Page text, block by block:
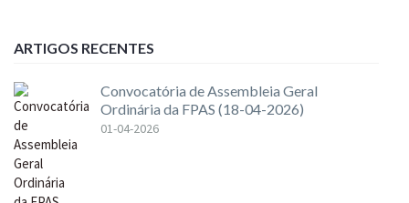
ARTIGOS RECENTES
Convocatória de Assembleia Geral
Ordinária da FPAS (18-04-2026)
01-04-2026